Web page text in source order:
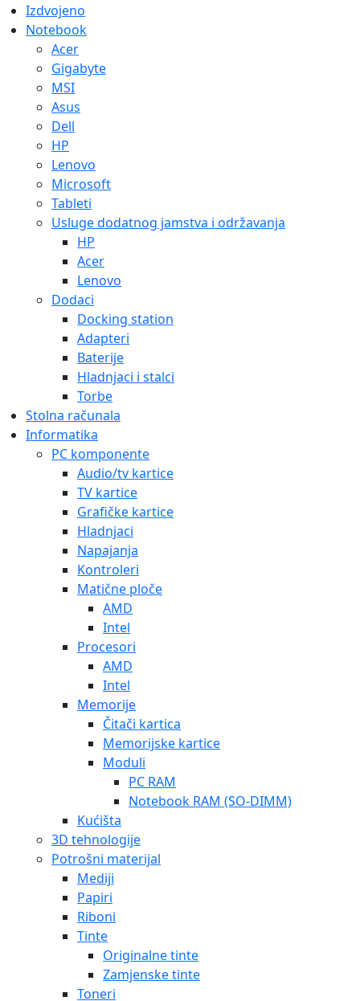
Izdvojeno
Notebook
Acer
Gigabyte
MSI
Asus
Dell
HP
Lenovo
Microsoft
Tableti
Usluge dodatnog jamstva i održavanja
HP
Acer
Lenovo
Dodaci
Docking station
Adapteri
Baterije
Hladnjaci i stalci
Torbe
Stolna računala
Informatika
PC komponente
Audio/tv kartice
TV kartice
Grafičke kartice
Hladnjaci
Napajanja
Kontroleri
Matične ploče
AMD
Intel
Procesori
AMD
Intel
Memorije
Čitači kartica
Memorijske kartice
Moduli
PC RAM
Notebook RAM (SO-DIMM)
Kućišta
3D tehnologije
Potrošni materijal
Mediji
Papiri
Riboni
Tinte
Originalne tinte
Zamjenske tinte
Toneri